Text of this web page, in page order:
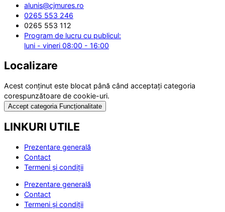
alunis@cjmures.ro
0265 553 246
0265 553 112
Program de lucru cu publicul:
luni - vineri 08:00 - 16:00
Localizare
Acest conținut este blocat până când acceptați categoria
corespunzătoare de cookie-uri.
Accept categoria Funcționalitate
LINKURI UTILE
Prezentare generală
Contact
Termeni și condiții
Prezentare generală
Contact
Termeni și condiții